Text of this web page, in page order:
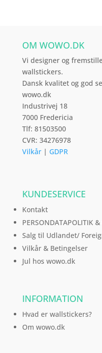
OM WOWO.DK
Vi designer og
wallstickers.
Dansk kvalitet og god
wowo.dk
Industrivej 18
7000 Fredericia
Tlf: 81503500
CVR: 34276978
Vilkår| GDPR
KUNDESERVICE
Kontakt
PERSONDATAPOLITIK &
Salg til Udlandet/
Vilkår & Betingelser
Jul hos wowo.dk
INFORMATION
Hvad er wallstickers?
Om wowo.dk